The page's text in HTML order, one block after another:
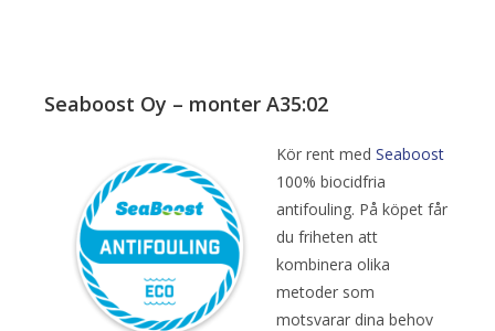
Seaboost Oy – monter A35:02
Kör rent med Seaboost
100% biocidfria
antifouling. På köpet får
du friheten att
kombinera olika
metoder som
motsvarar dina behov